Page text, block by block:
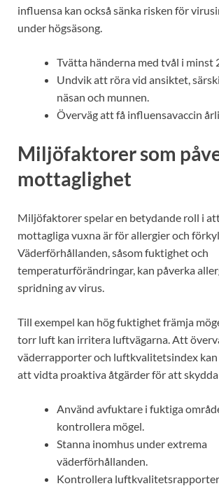
influensa kan också sänka risken för
under högsäsong.
Tvätta händerna med tvål i minst
Undvik att röra vid ansiktet,
näsan och munnen.
Överväg att få influensavaccin
Miljöfaktorer som
mottaglighet
Miljöfaktorer spelar en betydande roll i
mottagliga vuxna är för allergier och
Väderförhållanden, såsom fuktighet och
temperaturförändringar, kan påverka
spridning av virus.
Till exempel kan hög fuktighet främja
torr luft kan irritera luftvägarna. Att
väderrapporter och luftkvalitetsindex
att vidta proaktiva åtgärder för att skydda
Använd avfuktare i fuktiga
kontrollera mögel.
Stanna inomhus under extrema
väderförhållanden.
Kontrollera